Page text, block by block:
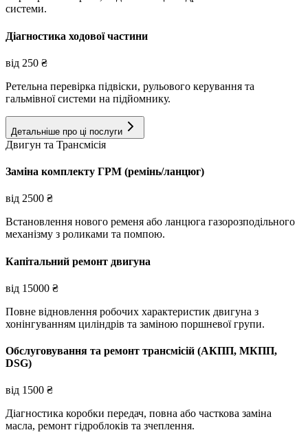
системи.
Діагностика ходової частини
від 250 ₴
Ретельна перевірка підвіски, рульового керування та
гальмівної системи на підйомнику.
Детальніше про ці послуги
Двигун та Трансмісія
Заміна комплекту ГРМ (ремінь/ланцюг)
від 2500 ₴
Встановлення нового ременя або ланцюга газорозподільного
механізму з роликами та помпою.
Капітальний ремонт двигуна
від 15000 ₴
Повне відновлення робочих характеристик двигуна з
хонінгуванням циліндрів та заміною поршневої групи.
Обслуговування та ремонт трансмісій (АКПП, МКПП,
DSG)
від 1500 ₴
Діагностика коробки передач, повна або часткова заміна
масла, ремонт гідроблоків та зчеплення.